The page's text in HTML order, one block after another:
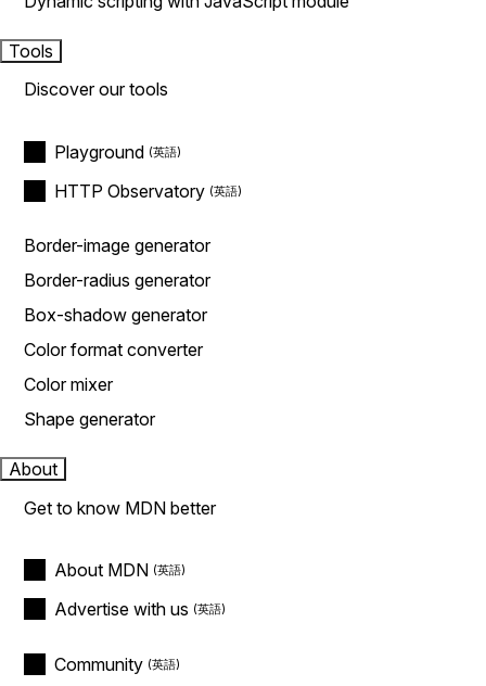
Tools
Discover our tools
Playground
HTTP Observatory
Border-image generator
Border-radius generator
Box-shadow generator
Color format converter
Color mixer
Shape generator
About
Get to know MDN better
About MDN
Advertise with us
Community